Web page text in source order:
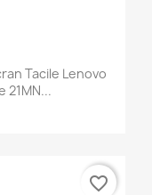
Tacile Lenovo
21MN...
favorite_border